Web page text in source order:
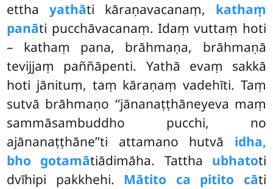
etthayathāti kāraṇavacanaṃ, kathaṃ
panāti pucchāvacanaṃ. Idaṃ vuttaṃ hoti
– kathaṃ pana, brāhmaṇa, brāhmaṇā
tevijjaṃ paññāpenti. Yathā evaṃ sakkā
hoti jānituṃ, taṃ kāraṇaṃ vadehīti. Taṃ
sutvā brāhmaṇo ‘‘jānanaṭṭhāneyeva maṃ
sammāsambuddho pucchi, no
ajānanaṭṭhāne’’ti attamano hutvā idha,
bho gotamātiādimāha. Tattha ubhatoti
dvīhipi pakkhehi. Mātito ca pitito cāti